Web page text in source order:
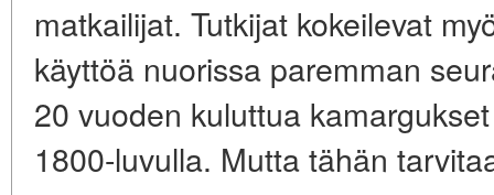
matkailijat. Tutkijat kokeilevat
käyttöä nuorissa paremman
20 vuoden kuluttua
1800-luvulla. Mutta tähän